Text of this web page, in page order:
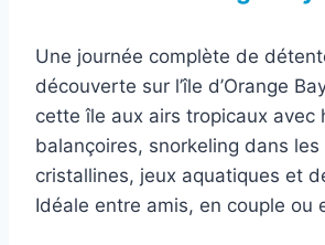
Une journée complète de
découverte sur l’île d’Orange
cette île aux airs tropicaux avec
balançoires, snorkeling dans les
cristallines, jeux aquatiques et
Idéale entre amis, en couple ou